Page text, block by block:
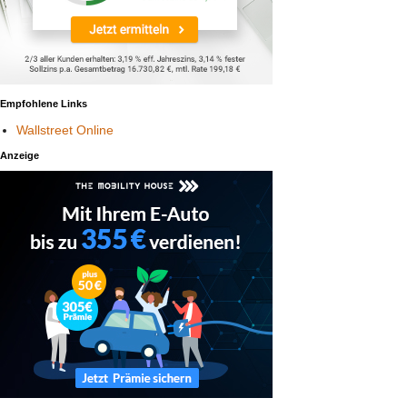
Empfohlene Links
Wallstreet Online
Anzeige